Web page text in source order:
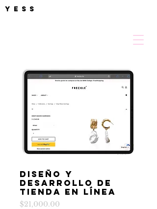
YESS
Diseño y
desarrollo de
tienda en línea
$21,000.00